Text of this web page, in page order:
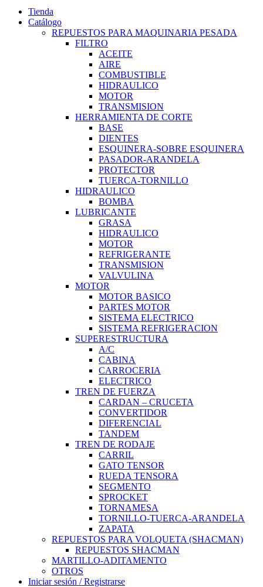
Tienda
Catálogo
REPUESTOS PARA MAQUINARIA PESADA
FILTRO
ACEITE
AIRE
COMBUSTIBLE
HIDRAULICO
MOTOR
TRANSMISION
HERRAMIENTA DE CORTE
BASE
DIENTES
ESQUINERA-SOBRE ESQUINERA
PASADOR-ARANDELA
PROTECTOR
TUERCA-TORNILLO
HIDRAULICO
BOMBA
LUBRICANTE
GRASA
HIDRAULICO
MOTOR
REFRIGERANTE
TRANSMISION
VALVULINA
MOTOR
MOTOR BASICO
PARTES MOTOR
SISTEMA ELECTRICO
SISTEMA REFRIGERACION
SUPERESTRUCTURA
A/C
CABINA
CARROCERIA
ELECTRICO
TREN DE FUERZA
CARDAN – CRUCETA
CONVERTIDOR
DIFERENCIAL
TANDEM
TREN DE RODAJE
CARRIL
GATO TENSOR
RUEDA TENSORA
SEGMENTO
SPROCKET
TORNAMESA
TORNILLO-TUERCA-ARANDELA
ZAPATA
REPUESTOS PARA VOLQUETA (SHACMAN)
REPUESTOS SHACMAN
MARTILLO-ADITAMENTO
OTROS
Iniciar sesión / Registrarse